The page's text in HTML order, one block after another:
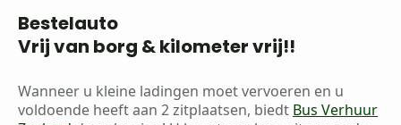
Bestelauto
Vrij van borg & kilometer vrij!!
Wanneer u kleine ladingen moet vervoeren en u
voldoende heeft aan 2 zitplaatsen, biedt Bus Verhuur